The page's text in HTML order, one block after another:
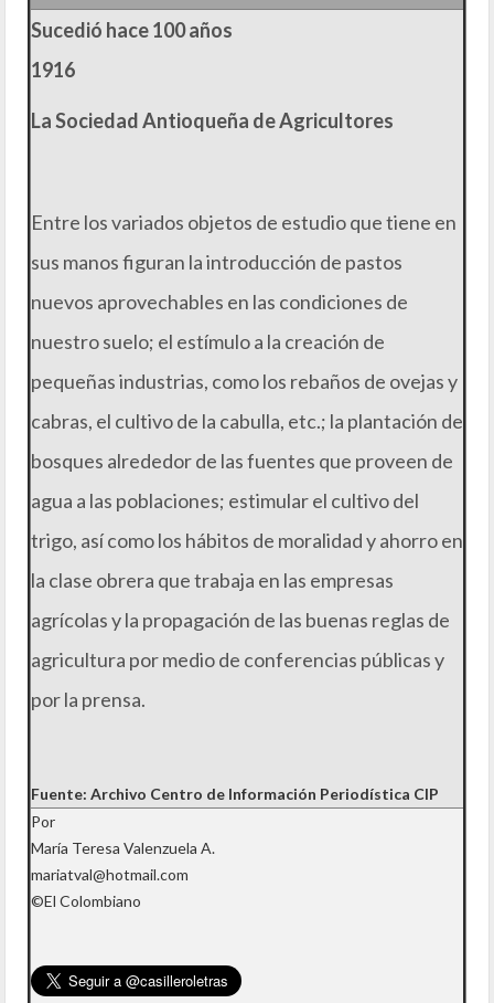
Sucedió hace 100 años
1916
La Sociedad Antioqueña de Agricultores
Entre los variados objetos de estudio que tiene en
sus manos figuran la introducción de pastos
nuevos aprovechables en las condiciones de
nuestro suelo; el estímulo a la creación de
pequeñas industrias, como los rebaños de ovejas y
cabras, el cultivo de la cabulla, etc.; la plantación de
bosques alrededor de las fuentes que proveen de
agua a las poblaciones; estimular el cultivo del
trigo, así como los hábitos de moralidad y ahorro en
la clase obrera que trabaja en las empresas
agrícolas y la propagación de las buenas reglas de
agricultura por medio de conferencias públicas y
por la prensa.
Fuente: Archivo Centro de Información Periodística CIP
Por
María Teresa Valenzuela A.
mariatval@hotmail.com
©El Colombiano